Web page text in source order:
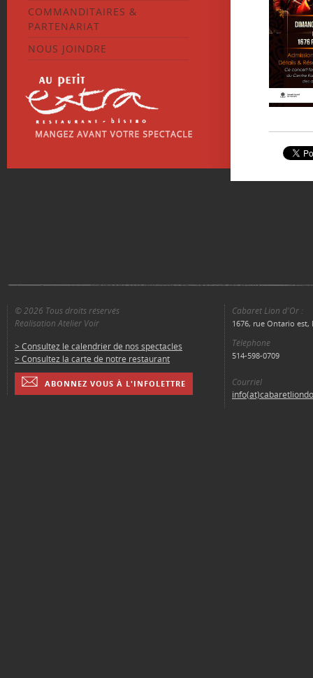
COMMANDITAIRES &
PARTENARIAT
NOUS JOINDRE
© 2026 Tous droits réservés
Réalisation Atelier Voir
> Consultez le calendrier de nos spectacles
> Consultez la carte de notre restaurant
ABONNEZ VOUS À L'INFOLETTRE
Cabaret Lion d'Or :
1676, rue Ontario est,
Téléphone
514-598-0709
Courriel